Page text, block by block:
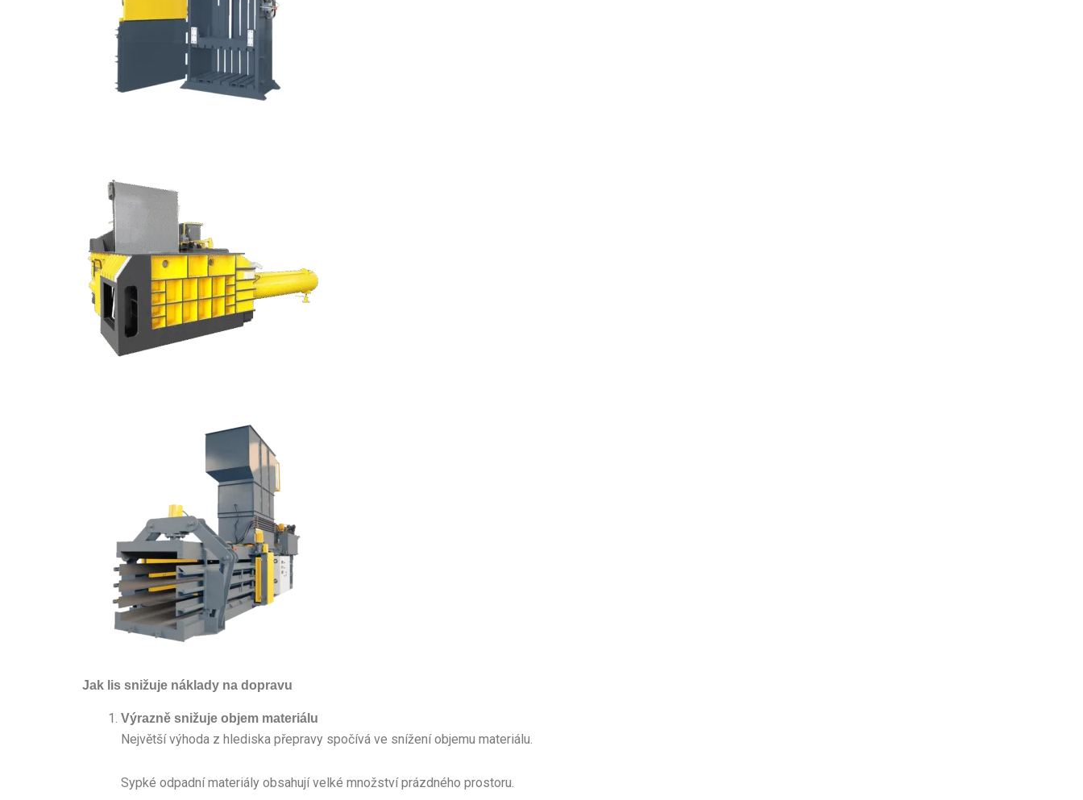
Jak lis snižuje náklady na dopravu
Výrazně snižuje objem materiálu
Největší výhoda z hlediska přepravy spočívá ve snížení objemu materiálu.
Sypké odpadní materiály obsahují velké množství prázdného prostoru.